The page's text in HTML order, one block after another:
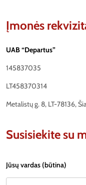
Įmonės
UAB “Departus”
145837035
LT458370314
Metalistų g. 8, LT-78136,
Susisiekite su
Jūsų vardas (būtina)